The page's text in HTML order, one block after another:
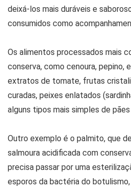
deixá-los mais duráveis e
consumidos como
Os alimentos processados mais
conserva, como cenoura, pepino,
extratos de tomate, frutas
curadas, peixes enlatados
alguns tipos mais simples de
Outro exemplo é o palmito, que
salmoura acidificada com
precisa passar por uma
esporos da bactéria do